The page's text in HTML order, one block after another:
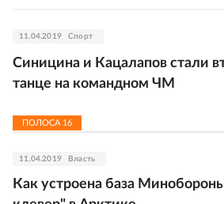
11.04.2019 Спорт
Синицина и Кацалапов стали
танце на командном ЧМ
ПОЛОСА 16
11.04.2019 Власть
Как устроена база